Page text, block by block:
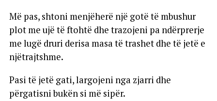
Më pas, shtoni menjëherë një gotë të mbushur
plot me ujë të ftohtë dhe trazojeni pa ndërprerje
me lugë druri derisa masa të trashet dhe të jetë e
njëtrajtshme.
Pasi të jetë gati, largojeni nga zjarri dhe
përgatisni bukën si më sipër.